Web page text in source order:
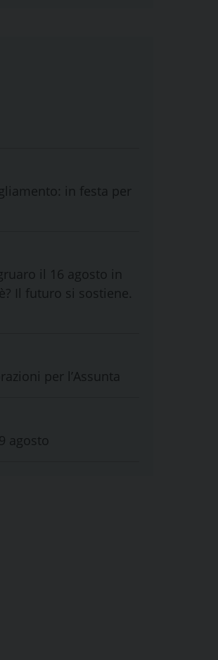
in festa per
il 16 agosto in
Il futuro si sostiene.
per l’Assunta
agosto